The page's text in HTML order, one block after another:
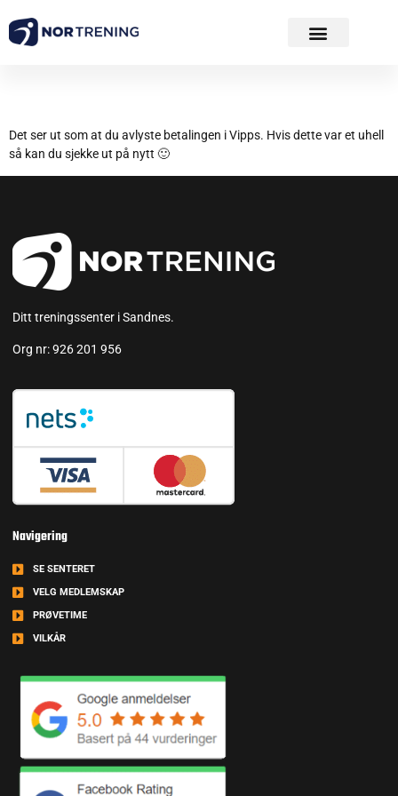
Det ser ut som at du avlyste betalingen i Vipps. Hvis dette var et uhell
så kan du sjekke ut på nytt 🙂
Ditt treningssenter i Sandnes.
Org nr: 926 201 956
Navigering
SE SENTERET
VELG MEDLEMSKAP
PRØVETIME
VILKÅR